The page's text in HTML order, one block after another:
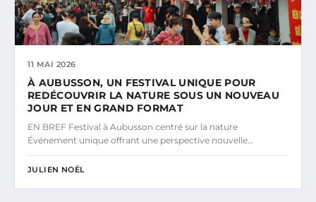
11 MAI 2026
À AUBUSSON, UN FESTIVAL UNIQUE POUR
REDÉCOUVRIR LA NATURE SOUS UN NOUVEAU
JOUR ET EN GRAND FORMAT
EN BREF Festival à Aubusson centré sur la nature
Événement unique offrant une perspective nouvelle…
JULIEN NOËL